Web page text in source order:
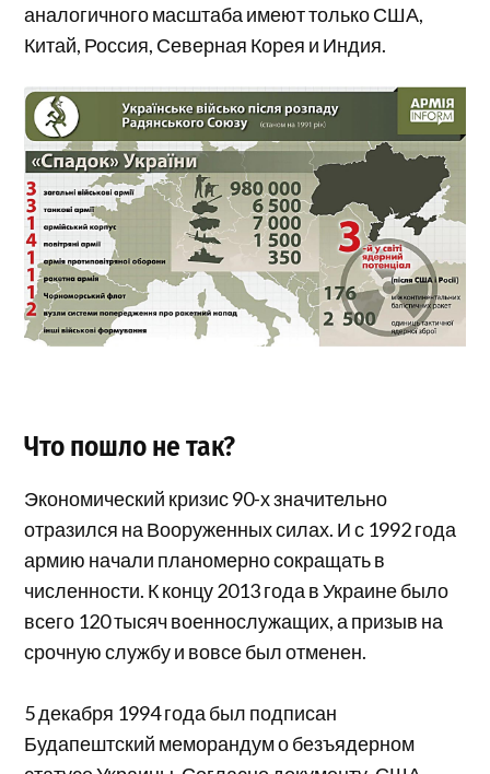
аналогичного масштаба имеют только США,
Китай, Россия, Северная Корея и Индия.
Что пошло не так?
Экономический кризис 90-х значительно
отразился на Вооруженных силах. И с 1992 года
армию начали планомерно сокращать в
численности. К концу 2013 года в Украине было
всего 120 тысяч военнослужащих, а призыв на
срочную службу и вовсе был отменен.
5 декабря 1994 года был подписан
Будапештский меморандум о безъ­ядерном